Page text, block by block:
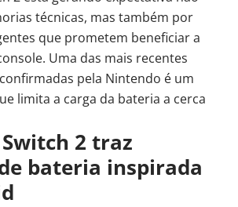
técnicas, mas também por
que prometem beneficiar a
Uma das mais recentes
pela Nintendo é um
limita a carga da bateria a cerca
2 traz
bateria inspirada